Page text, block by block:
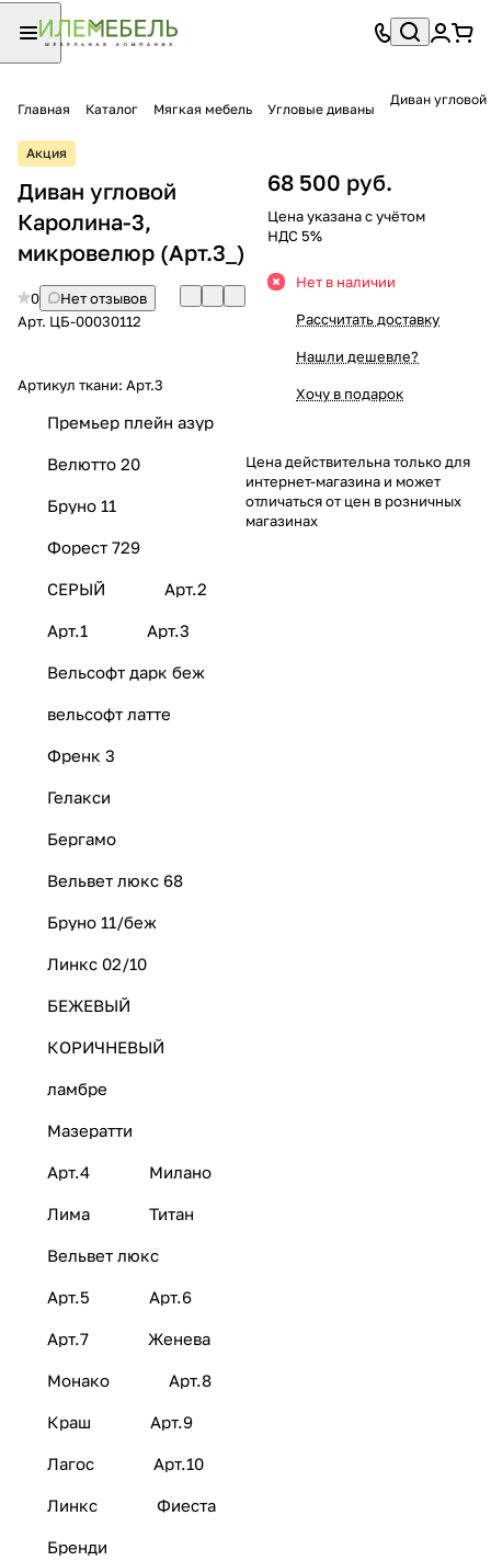
Главная Каталог Мягкая мебель Угловые диваны
Диван
Акция
Диван угловой
Каролина-3,
микровелюр (Арт.3_)
0
Нет отзывов
Арт. ЦБ-00030112
Артикул ткани: Арт.3
Премьер плейн азур
Велютто 20
Бруно 11
Форест 729
СЕРЫЙ Арт.2
Арт.1 Арт.3
Вельсофт дарк беж
вельсофт латте
Френк 3
Гелакси
Бергамо
Вельвет люкс 68
Бруно 11/беж
Линкс 02/10
БЕЖЕВЫЙ
КОРИЧНЕВЫЙ
ламбре
Мазератти
Арт.4 Милано
Лима Титан
Вельвет люкс
Арт.5 Арт.6
Арт.7 Женева
Монако Арт.8
Краш Арт.9
Лагос Арт.10
Линкс Фиеста
Бренди
68 500 руб.
Цена указана с учётом
НДС 5%
Нет в наличии
Рассчитать доставку
Нашли дешевле?
Хочу в подарок
Цена действительна только для
интернет-магазина и может
отличаться от цен в розничных
магазинах